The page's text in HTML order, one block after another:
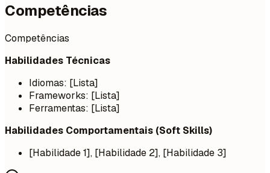
Competências
Competências
Habilidades Técnicas
Idiomas: [Lista]
Frameworks: [Lista]
Ferramentas: [Lista]
Habilidades Comportamentais (Soft Skills)
[Habilidade 1], [Habilidade 2], [Habilidade 3]